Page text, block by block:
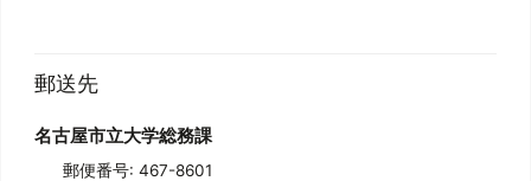
郵送先
名古屋市立大学総務課
郵便番号: 467-8601